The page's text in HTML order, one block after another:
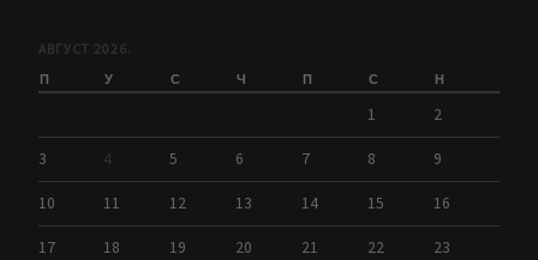
АВГУСТ 2026.
П У С Ч П С Н
1 2
3 4 5 6 7 8 9
10 11 12 13 14 15 16
17 18 19 20 21 22 23